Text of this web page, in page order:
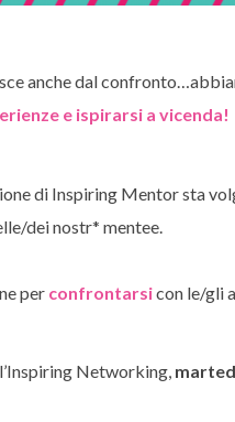
anche dal
e ispirarsi a vicenda!
di Inspiring Mentor sta
dei nostr* mentee.
per confrontarsicon le/gli
Networking,